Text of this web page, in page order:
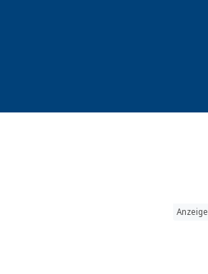
Anzeige